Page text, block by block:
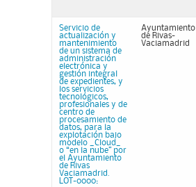
Servicio de
actualización y
mantenimiento
de un sistema de
administración
electrónica y
gestión integral
de expedientes, y
los servicios
tecnológicos,
profesionales y de
centro de
procesamiento de
datos, para la
explotación bajo
modelo _Cloud_
o “en la nube” por
el Ayuntamiento
de Rivas
Vaciamadrid.
LOT-0000:
Ayuntamiento
de Rivas-
Vaciamadrid